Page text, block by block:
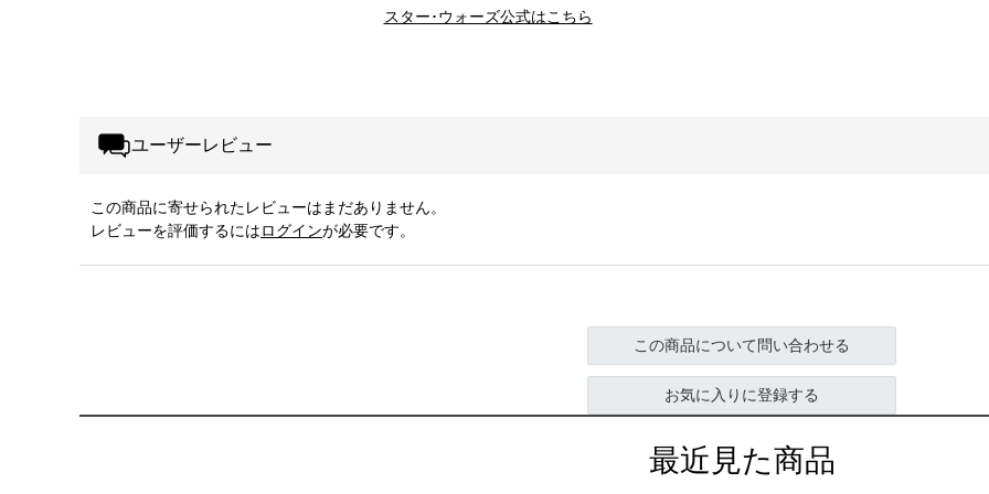
スター･ウォーズ公式はこちら
ユーザーレビュー
この商品に寄せられたレビューはまだありません。
レビューを評価するにはログインが必要です。
この商品について問い合わせる
お気に入りに登録する
最近見た商品